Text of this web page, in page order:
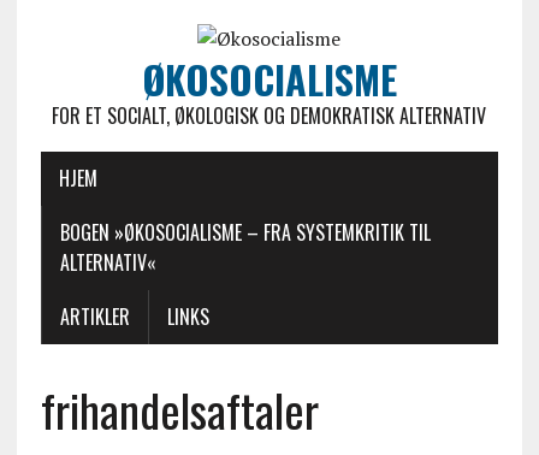
ØKOSOCIALISME
FOR ET SOCIALT, ØKOLOGISK OG DEMOKRATISK ALTERNATIV
HJEM
BOGEN »ØKOSOCIALISME – FRA SYSTEMKRITIK TIL
ALTERNATIV«
ARTIKLER
LINKS
frihandelsaftaler